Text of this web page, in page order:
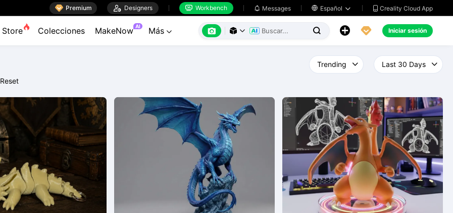
 Premium  Designers  Workbench  Messages  Español   Creality Cloud App
Store Colecciones MakeNow AI Más        Iniciar sesión
Reset